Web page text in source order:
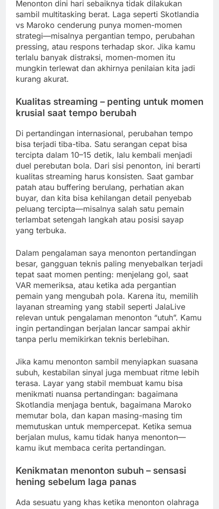
Menonton dini hari sebaiknya tidak dilakukan
sambil multitasking berat. Laga seperti Skotlandia
vs Maroko cenderung punya momen-momen
strategi—misalnya pergantian tempo, perubahan
pressing, atau respons terhadap skor. Jika kamu
terlalu banyak distraksi, momen-momen itu
mungkin terlewat dan akhirnya penilaian kita jadi
kurang akurat.
Kualitas streaming – penting untuk momen
krusial saat tempo berubah
Di pertandingan internasional, perubahan tempo
bisa terjadi tiba-tiba. Satu serangan cepat bisa
tercipta dalam 10–15 detik, lalu kembali menjadi
duel perebutan bola. Dari sisi penonton, ini berarti
kualitas streaming harus konsisten. Saat gambar
patah atau buffering berulang, perhatian akan
buyar, dan kita bisa kehilangan detail penyebab
peluang tercipta—misalnya salah satu pemain
terlambat setengah langkah atau posisi sayap
yang terbuka.
Dalam pengalaman saya menonton pertandingan
besar, gangguan teknis paling menyebalkan terjadi
tepat saat momen penting: menjelang gol, saat
VAR memeriksa, atau ketika ada pergantian
pemain yang mengubah pola. Karena itu, memilih
layanan streaming yang stabil seperti JalaLive
relevan untuk pengalaman menonton “utuh”. Kamu
ingin pertandingan berjalan lancar sampai akhir
tanpa perlu memikirkan teknis berlebihan.
Jika kamu menonton sambil menyiapkan suasana
subuh, kestabilan sinyal juga membuat ritme lebih
terasa. Layar yang stabil membuat kamu bisa
menikmati nuansa pertandingan: bagaimana
Skotlandia menjaga bentuk, bagaimana Maroko
memutar bola, dan kapan masing-masing tim
memutuskan untuk mempercepat. Ketika semua
berjalan mulus, kamu tidak hanya menonton—
kamu ikut membaca cerita pertandingan.
Kenikmatan menonton subuh – sensasi
hening sebelum laga panas
Ada sesuatu yang khas ketika menonton olahraga